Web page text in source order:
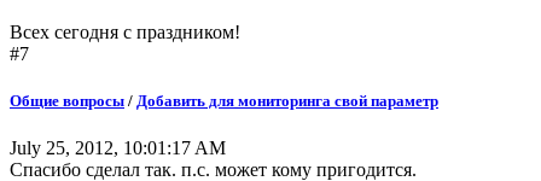
Всех сегодня с праздником!
#7
Общие вопросы / Добавить для мониторинга свой параметр
July 25, 2012, 10:01:17 AM
Спасибо сделал так. п.с. может кому пригодится.